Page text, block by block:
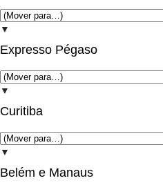
▼
Expresso Pégaso
▼
Curitiba
▼
Belém e Manaus